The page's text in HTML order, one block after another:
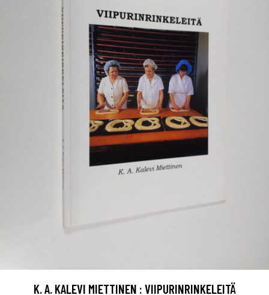
K. A. KALEVI MIETTINEN : VIIPURINRINKELEITÄ